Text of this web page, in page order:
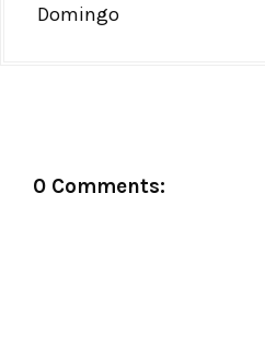
Domingo
0 Comments: